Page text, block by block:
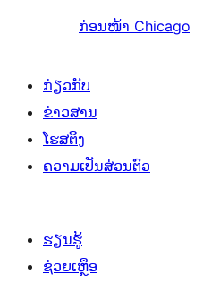
ກ່ອນໜ້າ Chicago
ກ່ຽວກັບ
ຂ່າວສານ
ໂຮສຕິງ
ຄວາມເປັນສ່ວນຕົວ
ຮຽນຮູ້
ຊ່ວຍເຫຼືອ